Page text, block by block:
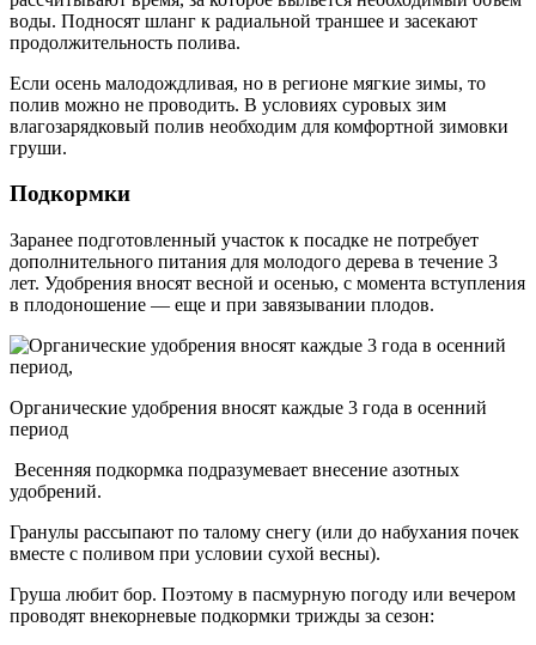
воды. Подносят шланг к радиальной траншее и засекают
продолжительность полива.
Если осень малодождливая, но в регионе мягкие зимы, то
полив можно не проводить. В условиях суровых зим
влагозарядковый полив необходим для комфортной зимовки
груши.
Подкормки
Заранее подготовленный участок к посадке не потребует
дополнительного питания для молодого дерева в течение 3
лет. Удобрения вносят весной и осенью, с момента вступления
в плодоношение — еще и при завязывании плодов.
Органические удобрения вносят каждые 3 года в осенний
период
Весенняя подкормка подразумевает внесение азотных
удобрений.
Гранулы рассыпают по талому снегу (или до набухания почек
вместе с поливом при условии сухой весны).
Груша любит бор. Поэтому в пасмурную погоду или вечером
проводят внекорневые подкормки трижды за сезон: